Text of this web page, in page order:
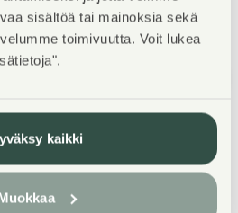
sisältöä tai mainoksia sekä
toimivuutta. Voit lukea
kaikki